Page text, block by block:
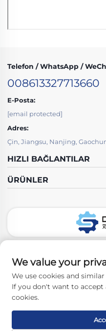
Telefon / WhatsApp /
008613327713660
E-Posta:
[email protected]
Adres:
Çin, Jiangsu, Nanjing,
HIZLI BAĞLANTILAR
ÜRÜNLER
Telif hakkı © 2026 Nanjing
We value your
We use cookies and
If you don't want to accept
cookies.